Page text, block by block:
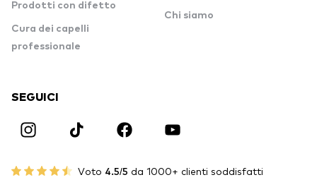
Prodotti con difetto
Cura dei capelli
professionale
Chi siamo
SEGUICI
Voto 4.5/5 da 1000+ clienti soddisfatti